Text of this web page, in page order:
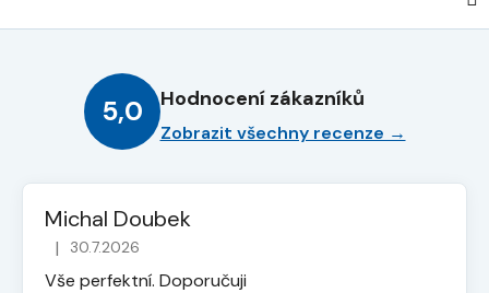
5,0 Hodnocení zákazníků
Zobrazit všechny recenze →
Michal Doubek
Hodnocení obchodu je 5 z 5 hvězdiček.
| 30.7.2026
Vše perfektní. Doporučuji